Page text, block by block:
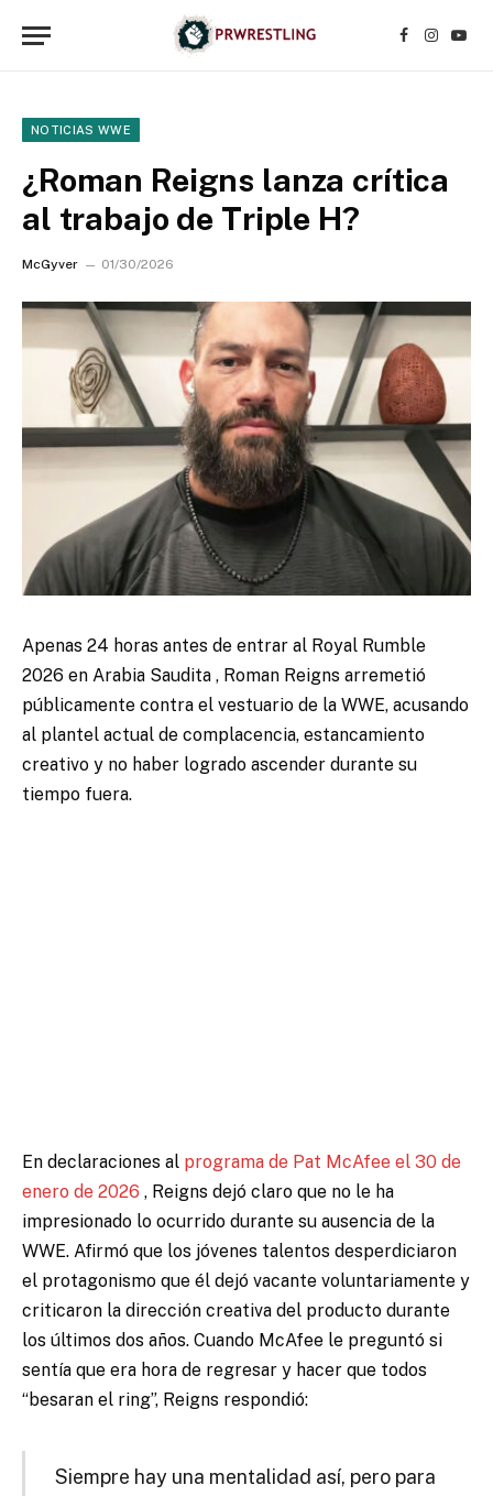
Facebook
NOTICIAS WWE
¿Roman Reigns lanza crítica
al trabajo de Triple H?
McGyver 01/30/2026
Apenas 24 horas antes de entrar al Royal Rumble
2026 en Arabia Saudita , Roman Reigns arremetió
públicamente contra el vestuario de la WWE, acusando
al plantel actual de complacencia, estancamiento
creativo y no haber logrado ascender durante su
tiempo fuera.
En declaraciones al programa de Pat McAfee el 30 de
enero de 2026 , Reigns dejó claro que no le ha
impresionado lo ocurrido durante su ausencia de la
WWE. Afirmó que los jóvenes talentos desperdiciaron
el protagonismo que él dejó vacante voluntariamente y
criticaron la dirección creativa del producto durante
los últimos dos años. Cuando McAfee le preguntó si
sentía que era hora de regresar y hacer que todos
“besaran el ring”, Reigns respondió:
Siempre hay una mentalidad así, pero para